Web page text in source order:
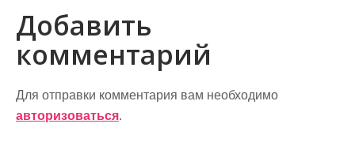
в
и
а
Добавить
комментарий
Для отправки комментария вам необходимо
авторизоваться.